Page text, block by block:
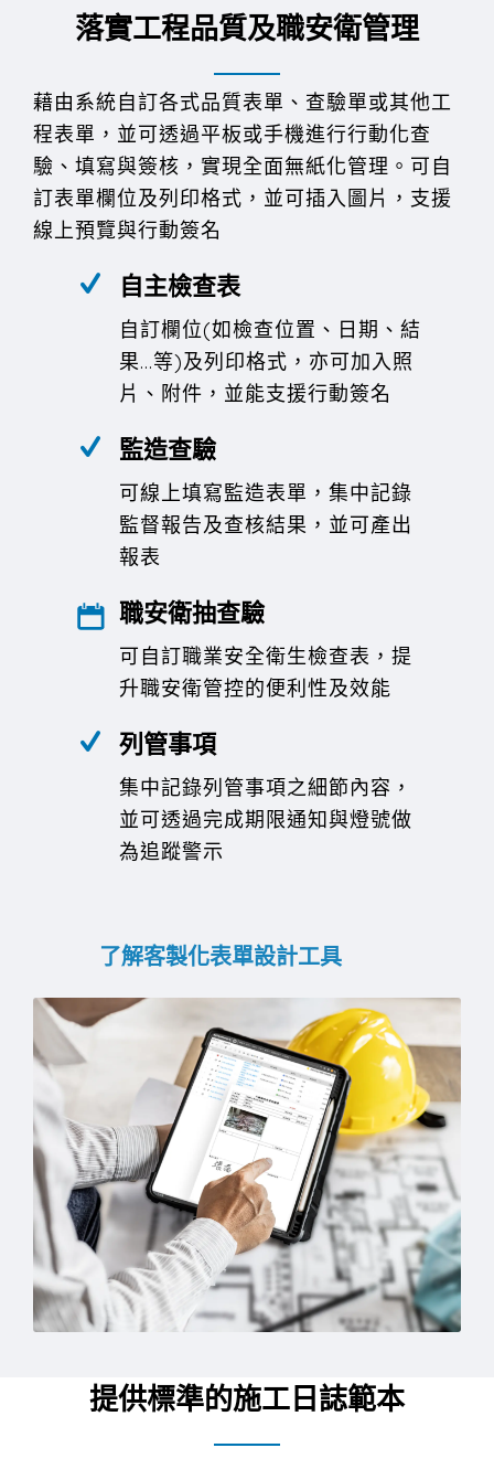
落實工程品質及職安衛管理
藉由系統自訂各式品質表單、查驗單或其他工
程表單，並可透過平板或手機進行行動化查
驗、填寫與簽核，實現全面無紙化管理。 可自
訂表單欄位及列印格式，並可插入圖片，支援
線上預覽與行動簽名
自主檢查表
自訂欄位(如檢查位置、日期、結
果…等)及列印格式，亦可加入照
片、附件，並能支援行動簽名
監造查驗
可線上填寫監造表單，集中記錄
監督報告及查核結果，並可產出
報表
職安衛抽查驗
可自訂職業安全衛生檢查表，提
升職安衛管控的便利性及效能
列管事項
集中記錄列管事項之細節內容，
並可透過完成期限通知與燈號做
為追蹤警示
了解客製化表單設計工具
提供標準的施工日誌範本